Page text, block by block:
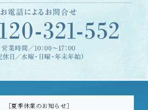
［夏季休業のお知らせ］